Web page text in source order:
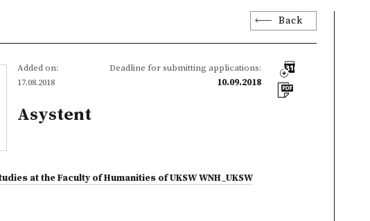
Back
Added on:
17.08.2018
Deadline for submitting applications:
10.09.2018
Asystent
at the Faculty of Humanities of UKSW WNH_UKSW